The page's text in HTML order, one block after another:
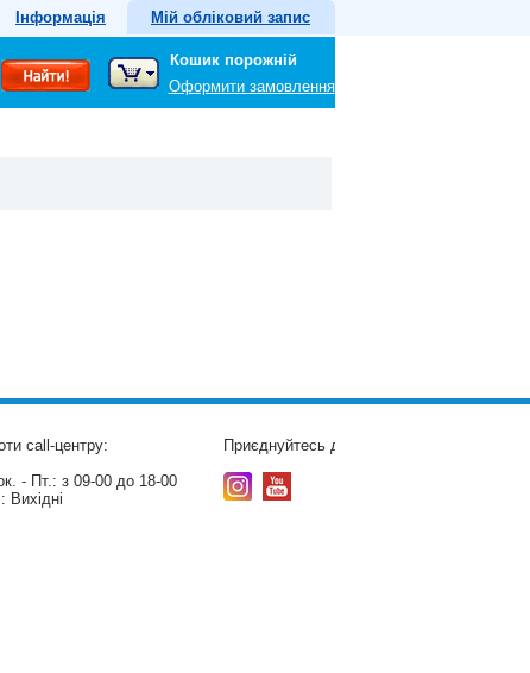
Інформація Мій обліковий запис
Кошик порожній
Оформити замовлення
call-центру:
- Пт.: з 09-00 до 18-00
Вихідні
Приєднуйтесь до нас: